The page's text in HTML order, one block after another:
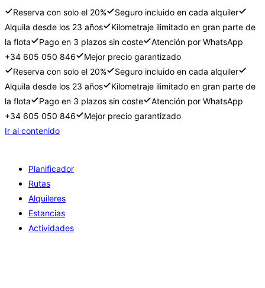
Reserva con solo el 20%
Seguro incluido en cada alquiler
Alquila desde los 23 años
Kilometraje ilimitado en gran parte de
la flota
Pago en 3 plazos sin coste
Atención por WhatsApp
+34 605 050 846
Mejor precio garantizado
Reserva con solo el 20%
Seguro incluido en cada alquiler
Alquila desde los 23 años
Kilometraje ilimitado en gran parte de
la flota
Pago en 3 plazos sin coste
Atención por WhatsApp
+34 605 050 846
Mejor precio garantizado
Ir al contenido
Planificador
Rutas
Alquileres
Estancias
Actividades